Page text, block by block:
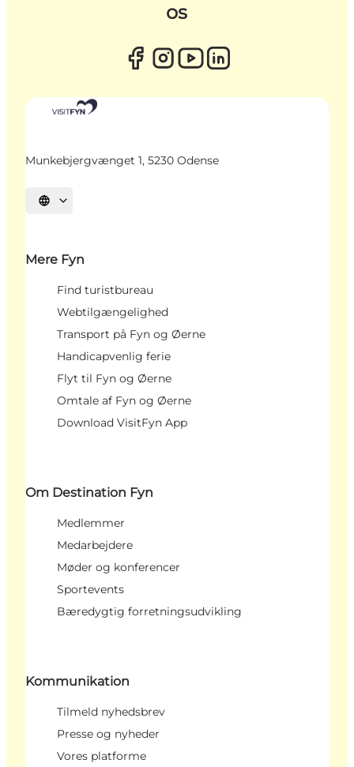
os
Munkebjergvænget 1, 5230 Odense
Vælg sprog
Mere Fyn
Find turistbureau
Webtilgængelighed
Transport på Fyn og Øerne
Handicapvenlig ferie
Flyt til Fyn og Øerne
Omtale af Fyn og Øerne
Download VisitFyn App
Om Destination Fyn
Medlemmer
Medarbejdere
Møder og konferencer
Sportevents
Bæredygtig forretningsudvikling
Kommunikation
Tilmeld nyhedsbrev
Presse og nyheder
Vores platforme